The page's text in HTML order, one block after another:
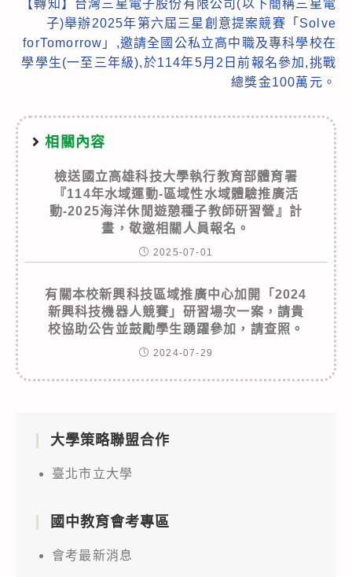
【轉知】台灣三星電子股份有限公司(以下簡稱三星電
子)舉辦2025年第六屆三星創意提案競賽「Solve
forTomorrow」,邀請全國公私立高中職及專科學校在
學學生(一至三年級),於114年5月2日前報名參加,挑戰
總獎金100萬元。
相關內容
檢送國立高雄科技大學執行教育部體育署
『114年水域運動-區域性水域體驗推廣活
動-2025海洋休閒遊憩種子教師研習營』計
畫，敬邀相關人員報名。
2025-07-01
有關本校新興科技區域推廣中心加開「2024
新興科技機器人競賽」研習場次一案，請貴
校協助公告並鼓勵學生踴躍參加，請查照。
2024-07-29
大學策略聯盟合作
臺北市立大學
國中教育會考專區
會考最新消息